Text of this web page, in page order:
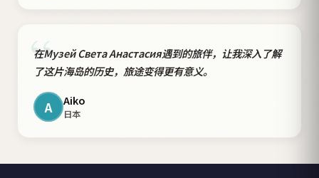
“
在Музей Света Анастасия遇到的旅伴，让我深入了解
了这片海岛的历史，旅途变得更有意义。
A Aiko
日本